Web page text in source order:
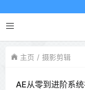
主页 摄影剪辑
AE从零到进阶系